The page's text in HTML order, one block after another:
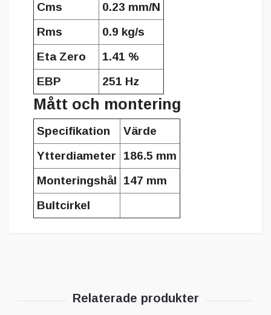
Cms
0.23 mm/N
Rms
0.9 kg/s
Eta Zero
1.41 %
EBP
251 Hz
Mått och montering
Specifikation
Värde
Ytterdiameter
186.5 mm
Monteringshål
147 mm
Bultcirkel